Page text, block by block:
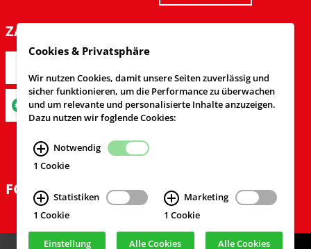
ZAHLARTEN
FOLGEN SIE UNS
Cookies & Privatsphäre
Wir nutzen Cookies, damit unsere Seiten zuverlässig und
sicher funktionieren, um die Performance zu überwachen
und um relevante und personalisierte Inhalte anzuzeigen.
Dazu nutzen wir foglende Cookies:
Notwendig
1 Cookie
Statistiken
1 Cookie
Marketing
1 Cookie
Einstellung Alle Cookies Alle Cookies